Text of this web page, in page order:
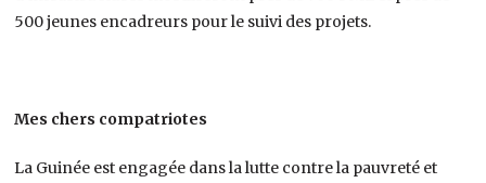
500 jeunes encadreurs pour le suivi des projets.
Mes chers compatriotes
La Guinée est engagée dans la lutte contre la pauvreté et